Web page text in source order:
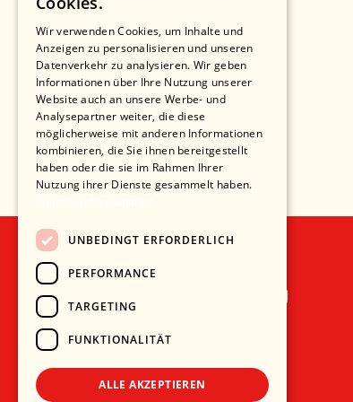
Recht und Ordnung
Datenschutz
Wir verwenden Cookies, um Inhalte und
Anzeigen zu personalisieren und unseren
Datenverkehr zu analysieren. Wir geben
Informationen über Ihre Nutzung unserer
Website auch an unsere Werbe- und
Analysepartner weiter, die diese
möglicherweise mit anderen Informationen
kombinieren, die Sie ihnen bereitgestellt
haben oder die sie im Rahmen Ihrer
Nutzung ihrer Dienste gesammelt haben.
UNBEDINGT ERFORDERLICH
PERFORMANCE
TARGETING
FUNKTIONALITÄT
ALLE AKZEPTIEREN